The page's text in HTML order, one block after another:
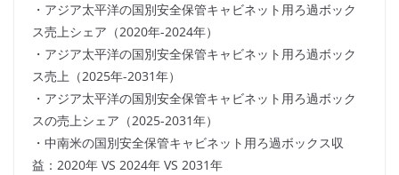
・アジア太平洋の国別安全保管キャビネット用ろ過ボック
ス売上シェア（2020年-2024年）
・アジア太平洋の国別安全保管キャビネット用ろ過ボック
ス売上（2025年-2031年）
・アジア太平洋の国別安全保管キャビネット用ろ過ボック
スの売上シェア（2025-2031年）
・中南米の国別安全保管キャビネット用ろ過ボックス収
益：2020年 VS 2024年 VS 2031年